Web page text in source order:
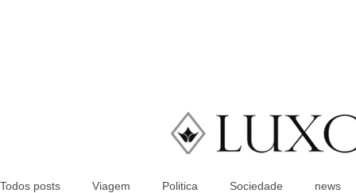
Todos posts Viagem Politica Sociedade news